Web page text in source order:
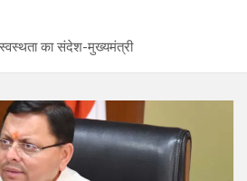
का संदेश-मुख्यमंत्री